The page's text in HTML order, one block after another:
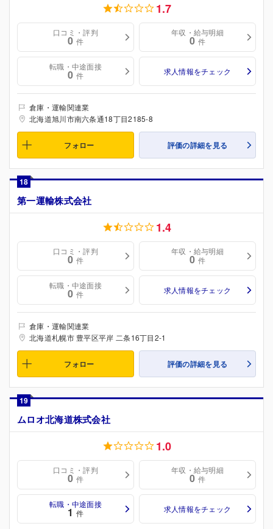
1.7
口コミ・評判
0 件
年収・給与明細
0 件
転職・中途面接
0 件 求人情報をチェック
倉庫・運輸関連業
北海道旭川市南六条通18丁目2185-8
フォロー 評価の詳細を見る
18
第一運輸株式会社
1.4
口コミ・評判
0 件
年収・給与明細
0 件
転職・中途面接
0 件 求人情報をチェック
倉庫・運輸関連業
北海道札幌市 豊平区平岸 二条16丁目2-1
フォロー 評価の詳細を見る
19
ムロオ北海道株式会社
1.0
口コミ・評判
0 件
年収・給与明細
0 件
転職・中途面接
1 件 求人情報をチェック